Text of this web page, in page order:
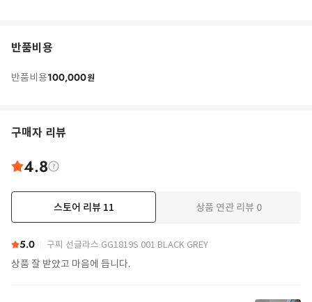
반품비용
반품비용100,000원
구매자 리뷰
4.8
스토어 리뷰 11 상품 연관 리뷰 0
5.0 구찌 선글라스 GG1819S 001 BLACK GREY
상품 잘 받았고 마음에 듭니다.